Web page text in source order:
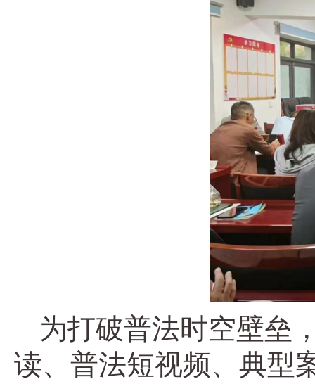
为打破普法时空壁垒
读、普法短视频、典型